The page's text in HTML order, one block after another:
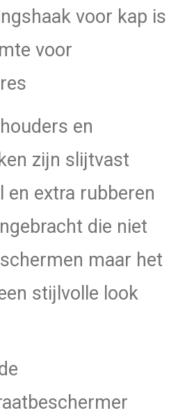
voor kap is
voor
en
zijn slijtvast
en extra rubberen
die niet
maar het
stijlvolle look